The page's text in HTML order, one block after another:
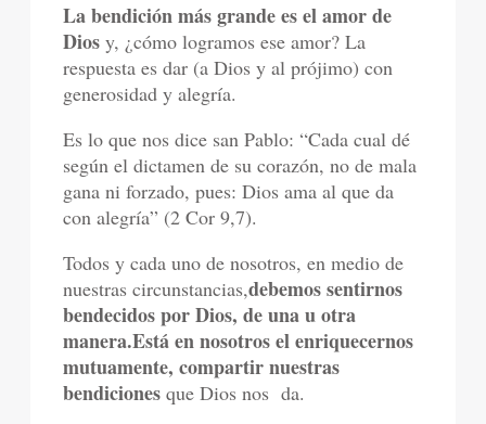
La bendición más grande es el amor de
Dios y, ¿cómo logramos ese amor? La
respuesta es dar (a Dios y al prójimo) con
generosidad y alegría.
Es lo que nos dice san Pablo: “Cada cual dé
según el dictamen de su corazón, no de mala
gana ni forzado, pues: Dios ama al que da
con alegría” (2 Cor 9,7).
Todos y cada uno de nosotros, en medio de
nuestras circunstancias,debemos sentirnos
bendecidos por Dios, de una u otra
manera.Está en nosotros el enriquecernos
mutuamente, compartir nuestras
bendiciones que Dios nos da.